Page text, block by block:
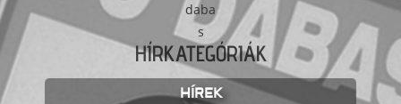
HÍRKATEGÓRIÁK
HÍREK